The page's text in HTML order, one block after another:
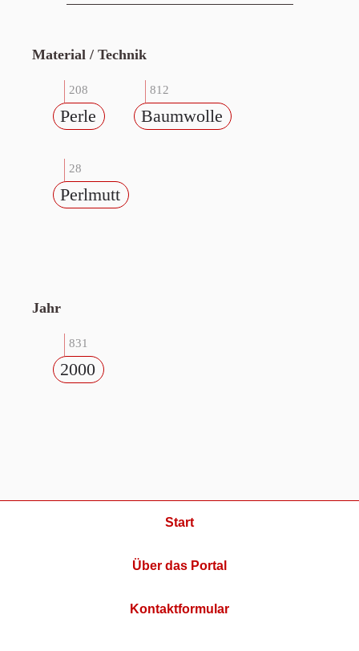
Material / Technik
208
Perle
812
Baumwolle
28
Perlmutt
Jahr
831
2000
Start
Über das Portal
Kontaktformular